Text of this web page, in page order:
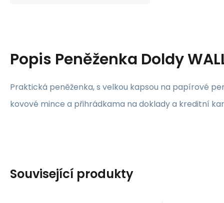
Popis Peněženka Doldy
Praktická peněženka, s velkou kapsou na papírové
kovové mince a přihrádkama na doklady a kreditní
Související produkty